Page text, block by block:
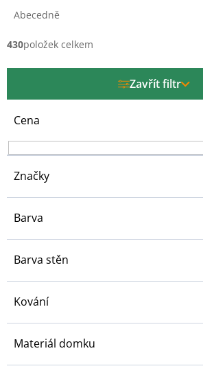
í
k
t
Abecedně
430položek celkem
Zavřít filtr
Cena
Značky
Barva
Barva stěn
Kování
Materiál domku